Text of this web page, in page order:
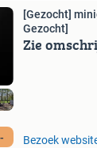
[Gezocht]
Gezocht]
Zie
Bezoek